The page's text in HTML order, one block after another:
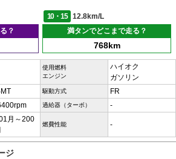
10・15
12.8km/L
？
満タンでどこまで走る？
768km
使用燃料
エンジン
ハイオク
ガソリン
駆動方式 FR
過給器（ターボ） -
月～200
燃費性能 -
ジ